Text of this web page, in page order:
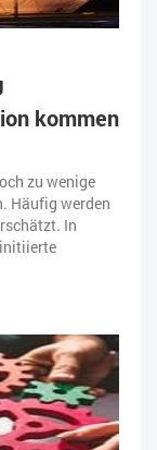
kommen
zu wenige
Häufig werden
In